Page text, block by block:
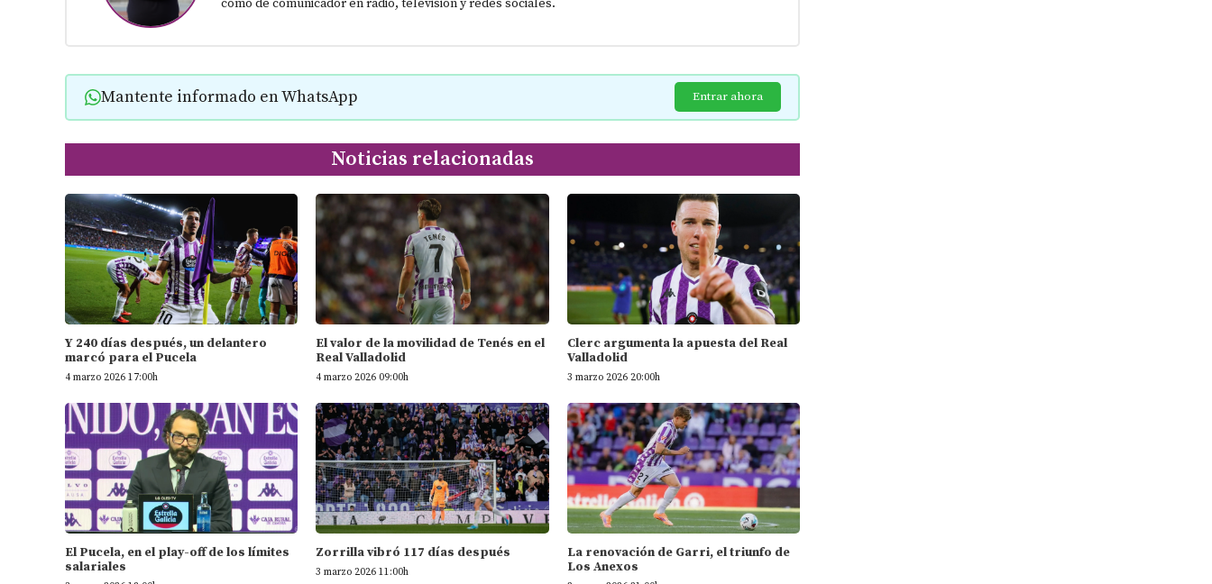
como de comunicador en radio, televisión y redes sociales.
Mantente informado en WhatsApp Entrar ahora
Noticias relacionadas
Y 240 días después, un delantero
marcó para el Pucela
4 marzo 2026 17:00h
El valor de la movilidad de Tenés en el
Real Valladolid
4 marzo 2026 09:00h
Clerc argumenta la apuesta del Real
Valladolid
3 marzo 2026 20:00h
El Pucela, en el play-off de los límites
salariales
Zorrilla vibró 117 días después
3 marzo 2026 11:00h
La renovación de Garri, el triunfo de
Los Anexos